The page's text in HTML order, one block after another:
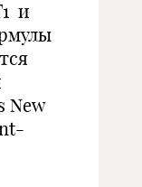
и
New